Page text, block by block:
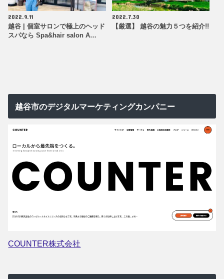
2022.9.11
越谷 | 個室サロンで極上のヘッド
スパなら Spa&hair salon A…
2022.7.30
【厳選】 越谷の魅力５つを紹介!!
越谷市のデジタルマーケティングカンパニー
COUNTER株式会社